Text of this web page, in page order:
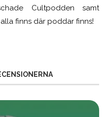
Cultpodden samt
finns där poddar finns!